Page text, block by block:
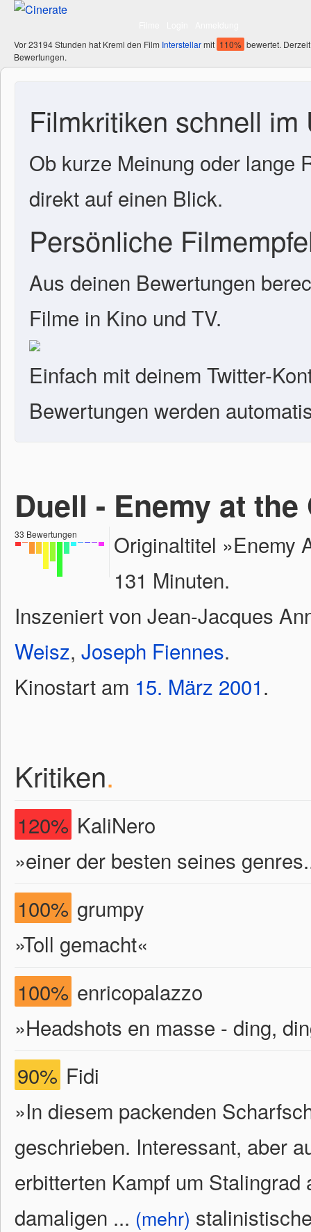
Vor 23194 Stunden hat Kreml den Film Interstellarmit 110% bewertet.
Bewertungen.
Filmkritiken schnell im
Ob kurze Meinung oder lange
direkt auf einen Blick.
Persönliche
Aus deinen Bewertungen
Filme in Kino und TV.
Einfach mit deinem Twitter-
Bewertungen werden
Duell - Enemy at the
33 Bewertungen
Originaltitel »Enemy
131 Minuten.
Inszeniert von Jean-Jacques
Weisz, Joseph Fiennes.
Kinostart am 15. März 2001.
Kritiken.
120% KaliNero
»einer der besten seines
100% grumpy
»Toll gemacht«
100% enricopalazzo
»Headshots en masse - ding,
90% Fidi
»In diesem packenden
geschrieben. Interessant, aber
erbitterten Kampf um
damaligen ... (mehr)